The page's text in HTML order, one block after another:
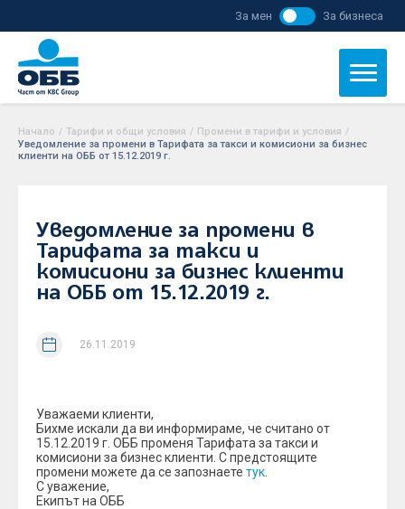
За мен За бизнеса
Начало / Тарифи и общи условия / Промени в тарифи и условия /
Уведомление за промени в Тарифата за такси и комисиони за бизнес
клиенти на ОББ от 15.12.2019 г.
Уведомление за промени в
Тарифата за такси и
комисиони за бизнес клиенти
на ОББ от 15.12.2019 г.
26.11.2019
Уважаеми клиенти,
Бихме искали да ви информираме, че считано от
15.12.2019 г. ОББ променя Тарифата за такси и
комисиони за бизнес клиенти. С предстоящите
промени можете да се запознаете тук
С уважение,
Екипът на ОББ